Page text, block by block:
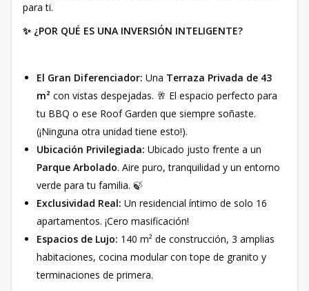
para ti.
✨ ¿POR QUÉ ES UNA INVERSIÓN INTELIGENTE?
El Gran Diferenciador: Una Terraza Privada de 43
m² con vistas despejadas. 🥂 El espacio perfecto para
tu BBQ o ese Roof Garden que siempre soñaste.
(¡Ninguna otra unidad tiene esto!).
Ubicación Privilegiada: Ubicado justo frente a un
Parque Arbolado. Aire puro, tranquilidad y un entorno
verde para tu familia. 🍃
Exclusividad Real: Un residencial íntimo de solo 16
apartamentos. ¡Cero masificación!
Espacios de Lujo: 140 m² de construcción, 3 amplias
habitaciones, cocina modular con tope de granito y
terminaciones de primera.